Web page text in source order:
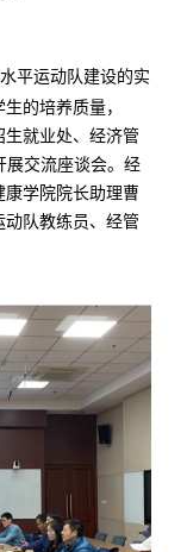
平运动队建设的实
的培养质量，
生就业处、经济管
展交流座谈会。经
学院院长助理曹
队教练员、经管